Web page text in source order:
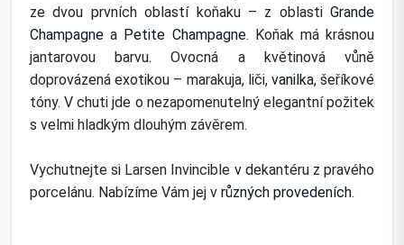
ze dvou prvních oblastí koňaku – z oblasti Grande
Champagne a Petite Champagne. Koňak má krásnou
jantarovou barvu. Ovocná a květinová vůně
doprovázená exotikou – marakuja, liči, vanilka, šeříkové
tóny. V chuti jde o nezapomenutelný elegantní požitek
s velmi hladkým dlouhým závěrem.
Vychutnejte si Larsen Invincible v dekantéru z pravého
porcelánu. Nabízíme Vám jej v různých provedeních.